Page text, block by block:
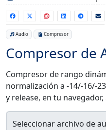
Audio Compresor
Compresor de
Compresor de rango
normalización a -14/-16/-
y release, en tu
Seleccionar archivo de